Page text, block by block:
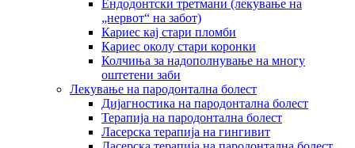
Ендодонтски третмани (лекување на
„нервот“ на забот)
Кариес кај стари пломби
Кариес околу стари коронки
Колчиња за надополнување на многу
оштетени заби
Лекување на пародонтална болест
Дијагностика на пародонтална болест
Терапија на пародонтална болест
Ласерска терапија на гингивит